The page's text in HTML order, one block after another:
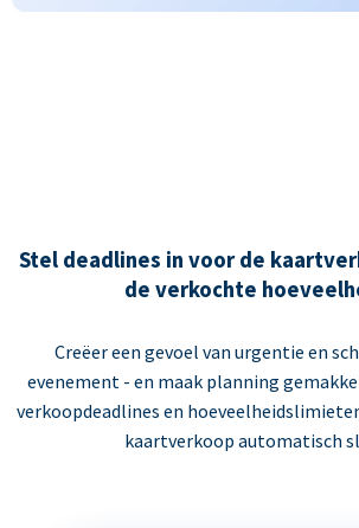
Stel deadlines in voor de
de verkochte
Creëer een gevoel van urgentie en
evenement - en maak planning
verkoopdeadlines en
kaartverkoop automatisch